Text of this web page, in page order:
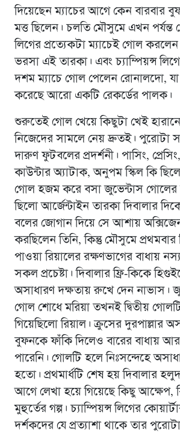
দিয়েছেন ম্যাচের আগে কেন বারবার
মত্ত ছিলেন। চলতি মৌসুমে এখন পর্যন্ত
লিগের প্রত্যেকটা ম্যাচেই গোল করলেন
ভরসা এই তারকা। এবং চ্যাম্পিয়ন্স
দশম ম্যাচে গোল পেলেন রোনালদো,
করেছে আরো একটি রেকর্ডের পালক।
শুরুতেই গোল খেয়ে কিছুটা খেই
নিজেদের সামলে নেয় দ্রুতই। পুরোটা
দারুণ ফুটবলের প্রদর্শনী। পাসিং,
কাউন্টার অ্যাটাক, অনুপম স্কিল কি
গোল হজম করে বসা জুভেন্টাস গোলের
ছিলো আর্জেন্টাইন তারকা দিবালার
বলের জোগান দিয়ে সে আশায়
করছিলেন তিনি, কিন্তু মৌসুমে প্রথমবার
পাওয়া রিয়ালের রক্ষণভাগের বাধায়
সকল প্রচেষ্টা। দিবালার ফ্রি-কিকে
অসাধারণ দক্ষতায় রুখে দেন নাভাস।
গোল শোধে মরিয়া তখনই দ্বিতীয়
গিয়েছিলো রিয়াল। ক্রুসের দুরপাল্লার
বুফনকে ফাঁকি দিলেও বারের বাধায়
পারেনি। গোলটি হলে নিঃসন্দেহে
হতো। প্রথমার্ধটি শেষ হয় দিবালার
আগে লেখা হয়ে গিয়েছে কিছু আক্ষেপ,
মুহুর্তের গল্প। চ্যাম্পিয়ন্স লিগের
দর্শকদের যে প্রত্যাশা থাকে তার